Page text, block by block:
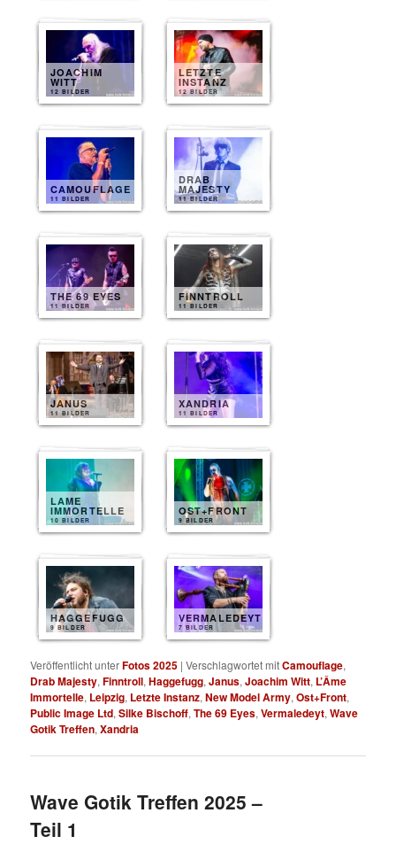
JOACHIM
WITT
12 BILDER
LETZTE
INSTANZ
12 BILDER
CAMOUFLAGE
11 BILDER
DRAB
MAJESTY
11 BILDER
THE 69 EYES
11 BILDER
FINNTROLL
11 BILDER
JANUS
11 BILDER
XANDRIA
11 BILDER
LAME
IMMORTELLE
10 BILDER
OST+FRONT
9 BILDER
HAGGEFUGG
9 BILDER
VERMALEDEYT
7 BILDER
Veröffentlicht unterFotos 2025 |Verschlagwortet mitCamouflage,
Drab Majesty,Finntroll,Haggefugg,Janus,Joachim Witt, L’Âme
Immortelle, Leipzig, Letzte Instanz,New Model Army,Ost+Front,
Public Image Ltd,Silke Bischoff,The 69 Eyes,Vermaledeyt,Wave
Gotik Treffen,Xandria
Wave Gotik Treffen 2025 –
Teil 1